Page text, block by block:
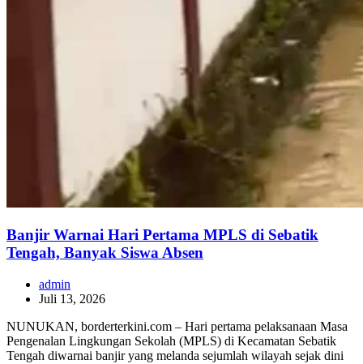
Banjir Warnai Hari Pertama MPLS di Sebatik
Tengah, Banyak Siswa Absen
admin
Juli 13, 2026
NUNUKAN, borderterkini.com – Hari pertama pelaksanaan Masa
Pengenalan Lingkungan Sekolah (MPLS) di Kecamatan Sebatik
Tengah diwarnai banjir yang melanda sejumlah wilayah sejak dini